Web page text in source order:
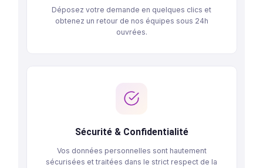
financement
Traitement prioritaire
Déposez votre demande en quelques clics et